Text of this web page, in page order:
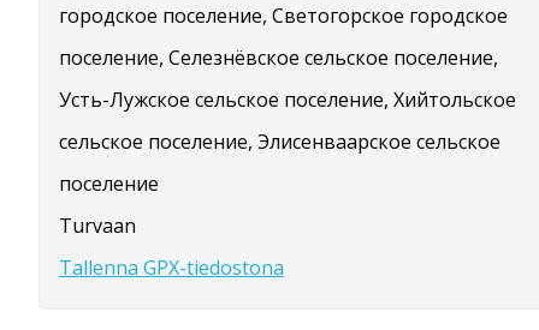
городское поселение, Светогорское городское
поселение, Селезнёвское сельское поселение,
Усть-Лужское сельское поселение, Хийтольское
сельское поселение, Элисенваарское сельское
поселение
Turvaan
Tallenna GPX-tiedostona